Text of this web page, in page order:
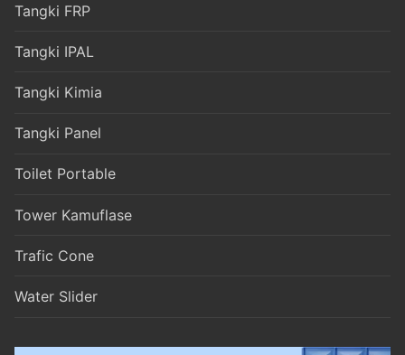
Tangki FRP
Tangki IPAL
Tangki Kimia
Tangki Panel
Toilet Portable
Tower Kamuflase
Trafic Cone
Water Slider